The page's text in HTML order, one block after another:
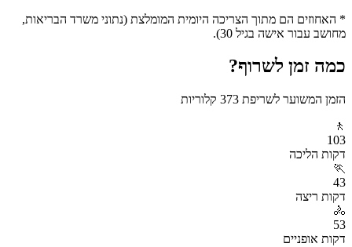
* האחוזים הם מתוך הצריכה היומית המומלצת (נתוני משרד הבריאות,
מחושב עבור אישה בגיל 30).
כמה זמן לשרוף?
הזמן המשוער לשריפת 373 קלוריות
🚶
103
דקות הליכה
🏃
43
דקות ריצה
🚴
53
דקות אופניים